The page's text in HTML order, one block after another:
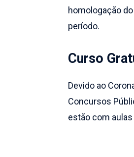
homologação
período.
Curso
Devido ao
Concursos
estão com